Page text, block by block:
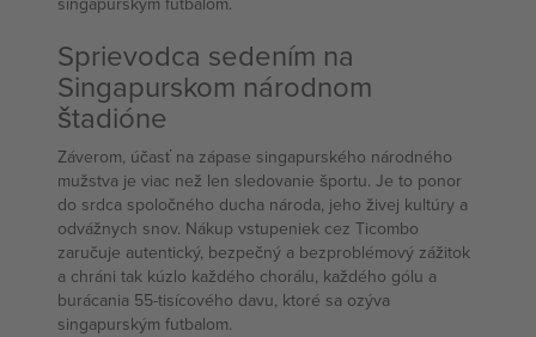
Sprievodca sedením na
Singapurskom národnom
štadióne
Záverom, účasť na zápase singapurského národného
mužstva je viac než len sledovanie športu. Je to ponor
do srdca spoločného ducha národa, jeho živej kultúry a
odvážnych snov. Nákup vstupeniek cez Ticombo
zaručuje autentický, bezpečný a bezproblémový zážitok
a chráni tak kúzlo každého chorálu, každého gólu a
burácania 55-tisícového davu, ktoré sa ozýva
singapurským futbalom.